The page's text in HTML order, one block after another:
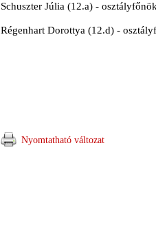
Schuszter Júlia (12.a) -
Régenhart Dorottya (12.d) -
Nyomtatható változat